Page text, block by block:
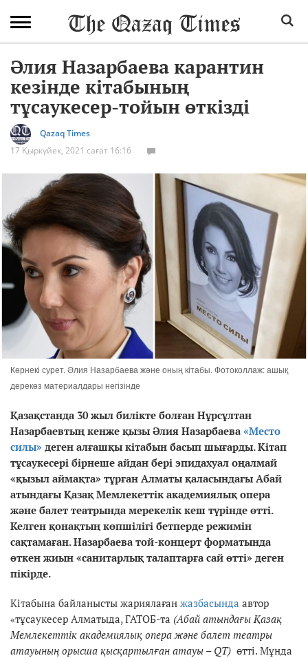
Әлия Назарбаева карантин
кезінде кітабының
тұсаукесер-тойын өткізді
Qazaq Times
17 Қыркүйек, 2021 сағат 16:16
Көрнекі сурет. Әлия Назарбаева және оның кітабы. Фотоколлаж: ашық
дерекөз материалдары негізінде
Қазақстанда 30 жыл билікте болған Нұрсұлтан
Назарбаевтың кенже қызы Әлия Назарбаева«Место
силы» деген алғашқы кітабын басып шығарды. Кітап
тұсаукесері бірнеше айдан бері эпидахуал оңалмай
«қызыл аймақта» тұрған Алматы қаласындағы Абай
атындағы Қазақ Мемлекеттік академиялық опера
және балет театрында мерекелік кеш түрінде өтті.
Келген қонақтың көпшілігі бетперде режимін
сақтамаған. Назарбаева той-концерт форматында
өткен жиын «санитарлық талаптарға сай өтті» деген
пікірде.
Кітабына байланысты жариялаған жазбасында автор
«тұсаукесер Алматыда, ГАТОБ-та (Абай атындағы Қазақ
Мемлекеттік академиялық опера және балет театры
атауының орысша қысқартылған атауы – QT) өтті. Мұнда